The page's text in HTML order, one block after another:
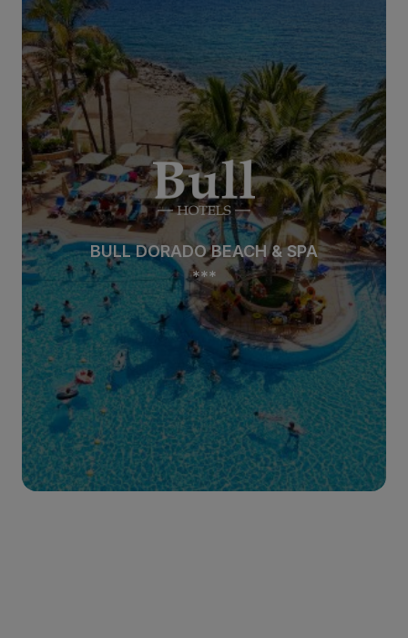
BULL DORADO BEACH & SPA
***
BULL DORADO BEACH & SPA
***
Ver hotel